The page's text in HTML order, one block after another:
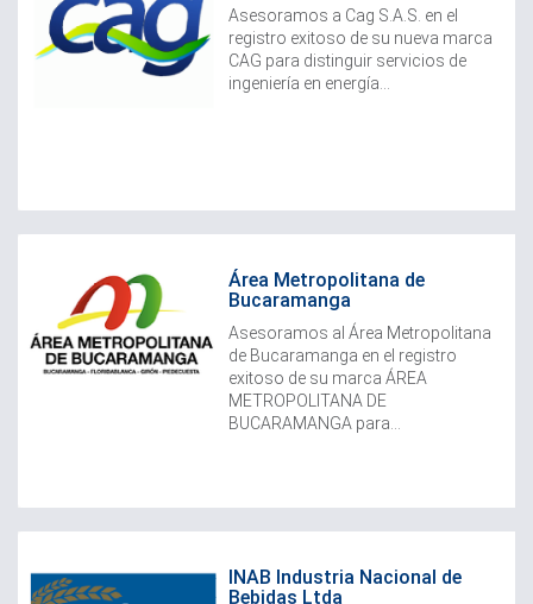
Asesoramos a Cag S.A.S. en el
registro exitoso de su nueva marca
CAG para distinguir servicios de
ingeniería en energía...
Área Metropolitana de
Bucaramanga
Asesoramos al Área Metropolitana
de Bucaramanga en el registro
exitoso de su marca ÁREA
METROPOLITANA DE
BUCARAMANGA para...
INAB Industria Nacional de
Bebidas Ltda